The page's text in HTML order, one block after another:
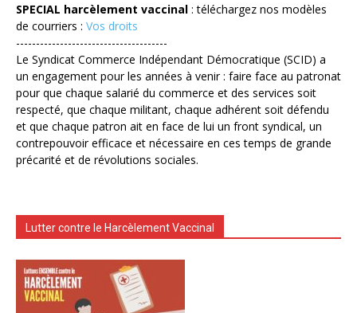
SPECIAL harcèlement vaccinal : téléchargez nos modèles
de courriers : Vos droits
--------------------------------------
Le Syndicat Commerce Indépendant Démocratique (SCID) a
un engagement pour les années à venir : faire face au patronat
pour que chaque salarié du commerce et des services soit
respecté, que chaque militant, chaque adhérent soit défendu
et que chaque patron ait en face de lui un front syndical, un
contrepouvoir efficace et nécessaire en ces temps de grande
précarité et de révolutions sociales.
Lutter contre le Harcèlement Vaccinal